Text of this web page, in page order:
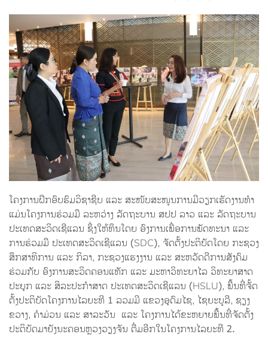
ໂຄງການຝຶກອົບຮົມວິຊາຊີບ ແລະ ສະໜັບສະໜູນການມີວຽກເຮັດງານທຳ
ແມ່ນໂຄງການຮ່ວມມື ລະຫວ່າງ ລັດຖະບານ ສປປ ລາວ ແລະ ລັດຖະບານ
ປະເທດສະວິດເຊີແລນ ຊຶ່ງໃຫ້ທຶນໂດຍ ອົງການເພື່ອການພັດທະນາ ແລະ
ການຮ່ວມມື ປະເທດສະວິດເຊີແລນ (SDC), ຈັດຕັ້ງປະຕິບັດໂດຍ ກະຊວງ
ສຶກສາທິການ ແລະ ກິລາ, ກະຊວງແຮງງານ ແລະ ສະຫວັດດີການສັງຄົມ
ຮ່ວມກັບ ອົງການສະວິດຄອນແທັກ ແລະ ມະຫາວິທະຍາໄລ ວິທະຍາສາດ
ປະຍຸກ ແລະ ສິລະປະກຳສາດ ປະເທດສະວິດເຊີແລນ (HSLU), ພື້ນທີ່ຈັ້ດ
ຕັ້ງປະຕິບັດໂຄງການໄລຍະທີ 1 ລວມມີ ແຂວງອຸດົມໄຊ, ໄຊຍະບູລີ, ຊຽງ
ຂວາງ, ຄຳມ່ວນ ແລະ ສາລະວັນ ແລະ ໂຄງການໄດ້ຂະຫຍາຍພື້ນທີ່ຈັດຕັ້ງ
ປະຕິບັດມາຍັງນະຄອນຫຼວງວຽງຈັນ ຕື່ມອີກໃນໂຄງການໄລຍະທີ 2.